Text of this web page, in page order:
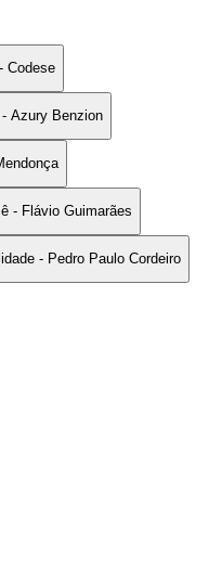
Codese
Azury Benzion
- Flávio Guimarães
- Pedro Paulo Cordeiro